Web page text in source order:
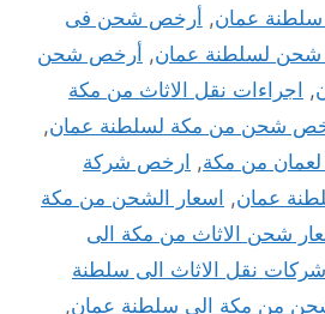
عمان, أرخص شحن فى
لسلطنة عمان, أرخص شحن
, اجراءات نقل الاثاث من مكة
شحن من مكة لسلطنة عمان,
من مكة, ارخص شركة
عمان, اسعار الشحن من مكة
شحن الاثاث من مكة الى
نقل الاثاث الى سلطنة
من مكة الي سلطنة عمان,